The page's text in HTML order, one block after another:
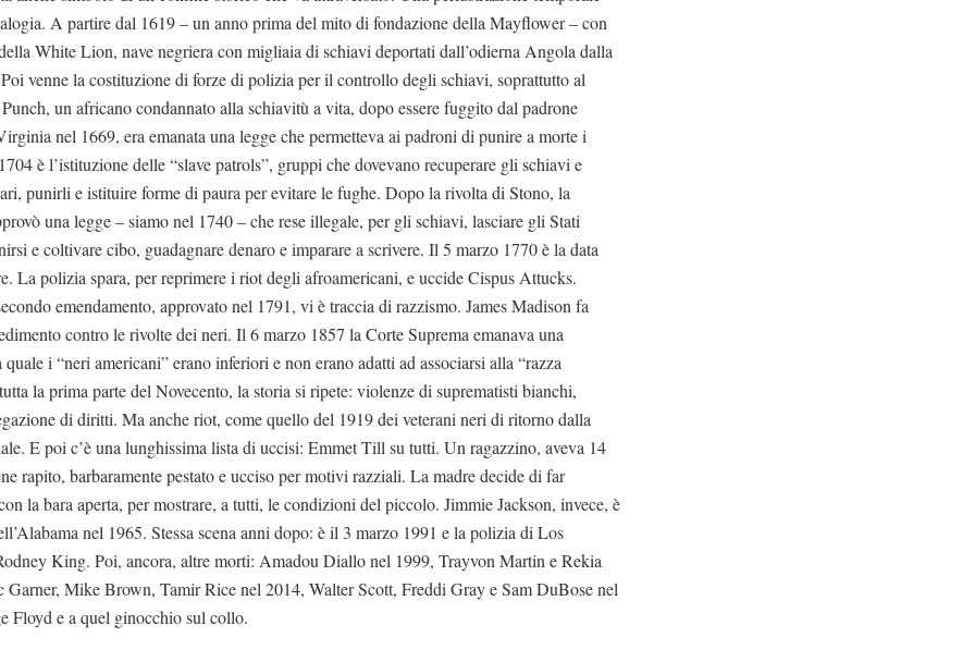
A partire dal 1619 – un anno prima del mito di fondazione della Mayflower – con
White Lion, nave negriera con migliaia di schiavi deportati dall’odierna Angola dalla
venne la costituzione di forze di polizia per il controllo degli schiavi, soprattutto al
un africano condannato alla schiavitù a vita, dopo essere fuggito dal padrone
nel 1669, era emanata una legge che permetteva ai padroni di punire a morte i
è l’istituzione delle “slave patrols”, gruppi che dovevano recuperare gli schiavi e
punirli e istituire forme di paura per evitare le fughe. Dopo la rivolta di Stono, la
una legge – siamo nel 1740 – che rese illegale, per gli schiavi, lasciare gli Stati
e coltivare cibo, guadagnare denaro e imparare a scrivere. Il 5 marzo 1770 è la data
La polizia spara, per reprimere i riot degli afroamericani, e uccide Cispus Attucks.
emendamento, approvato nel 1791, vi è traccia di razzismo. James Madison fa
contro le rivolte dei neri. Il 6 marzo 1857 la Corte Suprema emanava una
quale i “neri americani” erano inferiori e non erano adatti ad associarsi alla “razza
la prima parte del Novecento, la storia si ripete: violenze di suprematisti bianchi,
di diritti. Ma anche riot, come quello del 1919 dei veterani neri di ritorno dalla
E poi c’è una lunghissima lista di uccisi: Emmet Till su tutti. Un ragazzino, aveva 14
rapito, barbaramente pestato e ucciso per motivi razziali. La madre decide di far
la bara aperta, per mostrare, a tutti, le condizioni del piccolo. Jimmie Jackson, invece, è
nel 1965. Stessa scena anni dopo: è il 3 marzo 1991 e la polizia di Los
King. Poi, ancora, altre morti: Amadou Diallo nel 1999, Trayvon Martin e Rekia
Garner, Mike Brown, Tamir Rice nel 2014, Walter Scott, Freddi Gray e Sam DuBose nel
Floyd e a quel ginocchio sul collo.